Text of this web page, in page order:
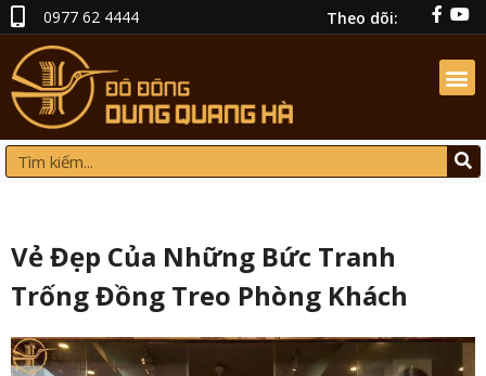
0977 62 4444 Theo dõi:
Vẻ Đẹp Của Những Bức Tranh
Trống Đồng Treo Phòng Khách